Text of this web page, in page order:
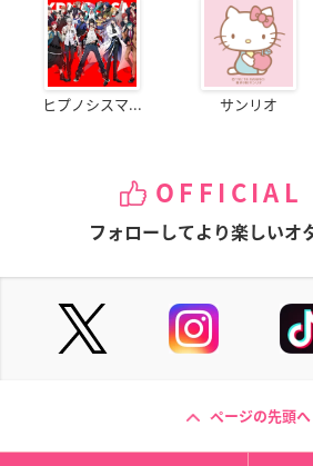
ヒプノシスマ... サンリオ
OFFICIAL
フォローしてより楽しいオ
ページの先頭へ